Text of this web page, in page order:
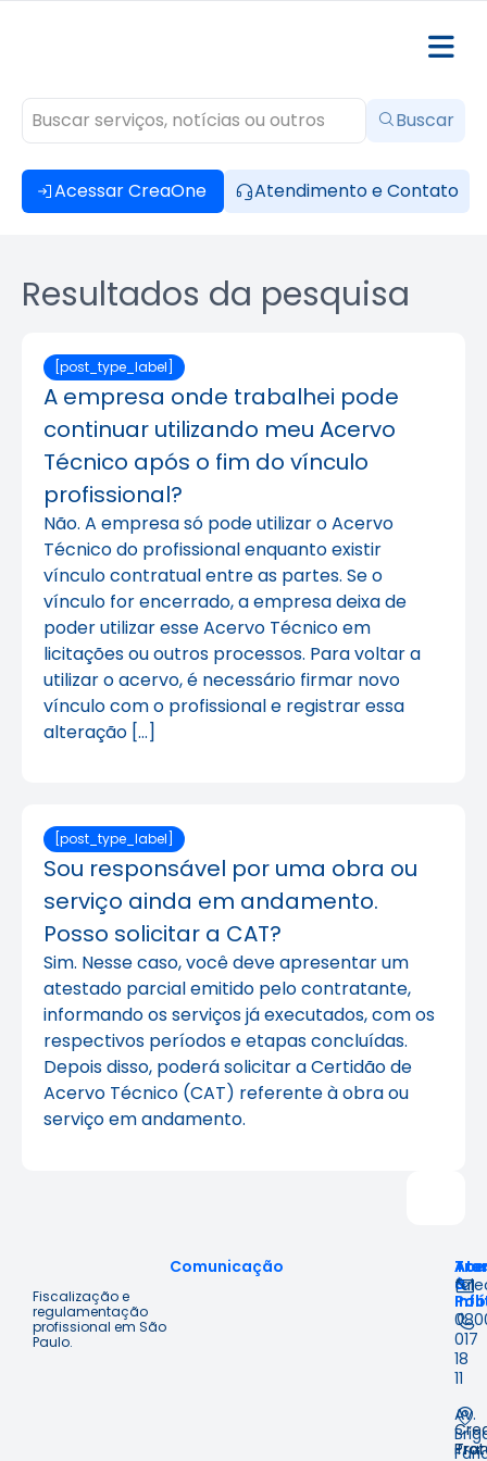
Acessar CreaOne Atendimento e Contato
Buscar
Resultados da pesquisa
[post_type_label]
A empresa onde trabalhei pode
continuar utilizando meu Acervo
Técnico após o fim do vínculo
profissional?
Não. A empresa só pode utilizar o Acervo
Técnico do profissional enquanto existir
vínculo contratual entre as partes. Se o
vínculo for encerrado, a empresa deixa de
poder utilizar esse Acervo Técnico em
licitações ou outros processos. Para voltar a
utilizar o acervo, é necessário firmar novo
vínculo com o profissional e registrar essa
alteração […]
[post_type_label]
Sou responsável por uma obra ou
serviço ainda em andamento.
Posso solicitar a CAT?
Sim. Nesse caso, você deve apresentar um
atestado parcial emitido pelo contratante,
informando os serviços já executados, com os
respectivos períodos e etapas concluídas.
Depois disso, poderá solicitar a Certidão de
Acervo Técnico (CAT) referente à obra ou
serviço em andamento.
Fiscalização e
regulamentação
profissional em São
Paulo.
Comunicação
à
&
017
18
11
Av.